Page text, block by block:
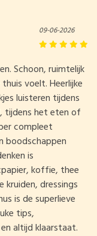
09-06-2026
Schoon, ruimtelijk
voelt. Heerlijke
luisteren tijdens
tijdens het eten of
compleet
boodschappen
is
koffie, thee
kruiden, dressings
is de superlieve
tips,
altijd klaarstaat.